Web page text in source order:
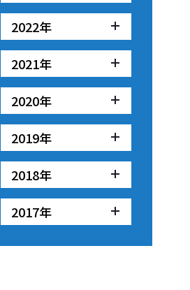
2022年
2021年
2020年
2019年
2018年
2017年